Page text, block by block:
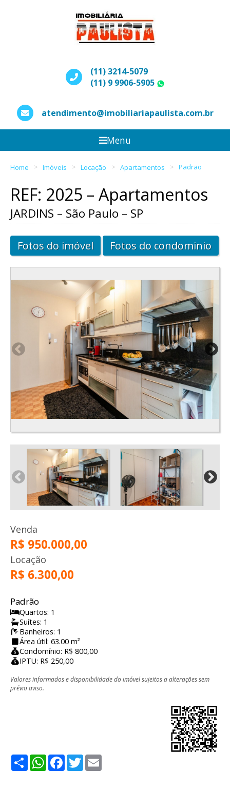
(11) 3214-5079
(11) 9 9906-5905
atendimento@imobiliariapaulista.com.br
Menu
Home Imóveis Locação Apartamentos Padrão
REF: 2025 – Apartamentos
JARDINS – São Paulo – SP
Fotos do imóvel Fotos do condominio
Venda
R$ 950.000,00
Locação
R$ 6.300,00
Padrão
Quartos: 1
Suítes: 1
Banheiros: 1
Área útil: 63.00 m²
Condomínio: R$ 800,00
IPTU: R$ 250,00
Valores informados e disponibilidade do imóvel sujeitos a alterações sem
prévio aviso.
ShareWhatsApp
Facebook
Twitter